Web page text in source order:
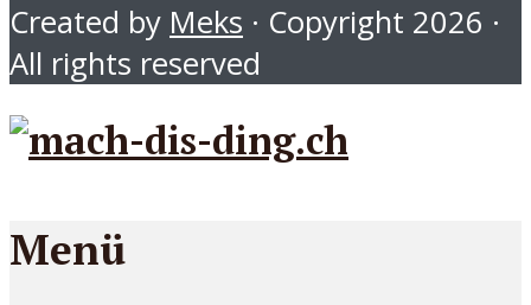
Created by Meks · Copyright 2026 ·
All rights reserved
Menü